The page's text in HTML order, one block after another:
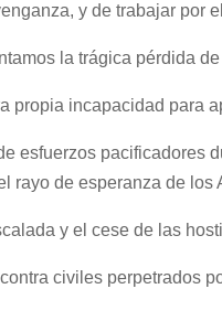
y de trabajar por
la trágica pérdida
propia incapacidad para
esfuerzos pacificadores
rayo de esperanza de los
y el cese de las
civiles perpetrados